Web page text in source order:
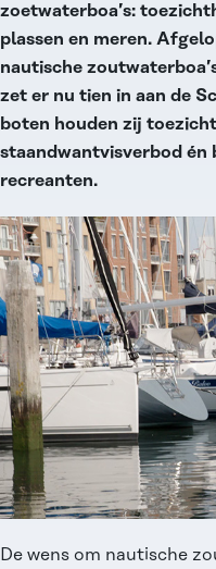
zoetwaterboa’s:
plassen en meren.
nautische
zet er nu tien in aan de
boten houden zij
staandwantvisverbod én
recreanten.
De wens om nautische